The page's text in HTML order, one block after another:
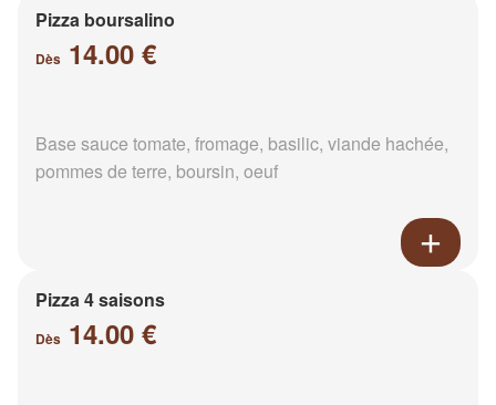
Pizza boursalino
Dès 14.00 €
Base sauce tomate, fromage, basilic, viande hachée,
pommes de terre, boursin, oeuf
Pizza 4 saisons
Dès 14.00 €